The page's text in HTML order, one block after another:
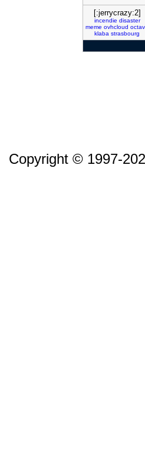
[:jerrycrazy:2]
incendie disaster
meme ovhcloud
klaba strasbourg
Copyright © 1997-